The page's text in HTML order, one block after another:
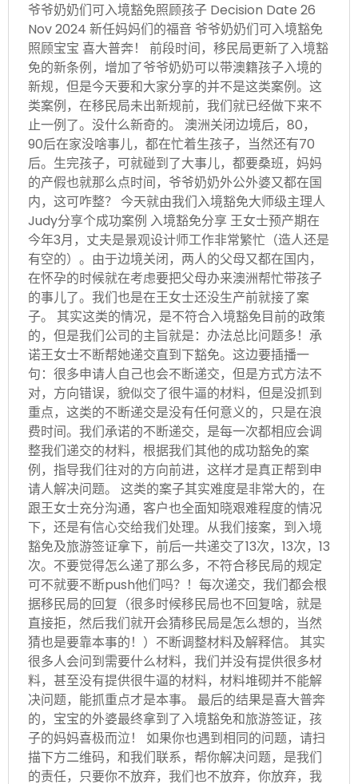
爷爷奶奶们可入境豁免照顾孩子 Decision Date 26
Nov 2024 新任妈妈们的福音 爷爷奶奶们可入境豁免
照顾宝宝 喜大普奔！ 前段时间，移民局更新了入境豁
免的新条例，增加了爷爷奶奶可以带澳籍孩子入境的
新规，但是今天要和大家分享的并不是这类案例。这
类案例，在移民局未出新规前，我们就已经做下来不
止一例了。没什么新奇的。 澳洲关闭边境后，80，
90后在家没啥事儿，都在忙着生孩子，当然还有70
后。生完孩子，可就碰到了大事儿，都要桑班，妈妈
的产假也就那么点时间，爷爷奶奶外公外婆又都在国
内，这可咋整？ 今天就由我们入境豁免大师级主理人
Judy分享个成功案例 入境豁免分享 王女士预产期在
今年3月，丈夫是景观设计师工作非常繁忙（造人还是
有空的）。由于边境关闭，两人的父母又都在国内，
在怀孕的时候就在考虑要把父母办来澳洲帮忙带孩子
的事儿了。我们也是在王女士还没生产前就接了案
子。 其实这类的情况，是不符合入境豁免目前的政策
的，但是我们公司的主旨就是：办法总比问题多！承
诺王女士不断帮她递交直到下豁免。这边要插播一
句：很多申请人自己也会不断递交，但是方式方法不
对，方向错误，貌似交了很牛逼的材料，但是没抓到
重点，这类的不断递交是没有任何意义的，只是在浪
费时间。我们承诺的不断递交，是每一次都相应会调
整我们递交的材料，根据我们其他的成功豁免的案
例，指导我们往对的方向前进，这样才是真正帮到申
请人解决问题。 这类的案子其实难度是非常大的，在
跟王女士充分沟通，客户也全面知晓艰难程度的情况
下，还是有信心交给我们处理。从我们接案，到入境
豁免及旅游签证拿下，前后一共递交了13次，13次，13
次。不要觉得怎么递了那么多，不符合移民局的规定
可不就要不断push他们吗？！每次递交，我们都会根
据移民局的回复（很多时候移民局也不回复啥，就是
直接拒，然后我们就开会猜移民局是怎么想的，当然
猜也是要靠本事的！）不断调整材料及解释信。 其实
很多人会问到需要什么材料，我们并没有提供很多材
料，甚至没有提供很牛逼的材料，材料堆砌并不能解
决问题，能抓重点才是本事。 最后的结果是喜大普奔
的，宝宝的外婆最终拿到了入境豁免和旅游签证，孩
子的妈妈喜极而泣！ 如果你也遇到相同的问题，请扫
描下方二维码，和我们联系，帮你解决问题，是我们
的责任，只要你不放弃，我们也不放弃，你放弃，我